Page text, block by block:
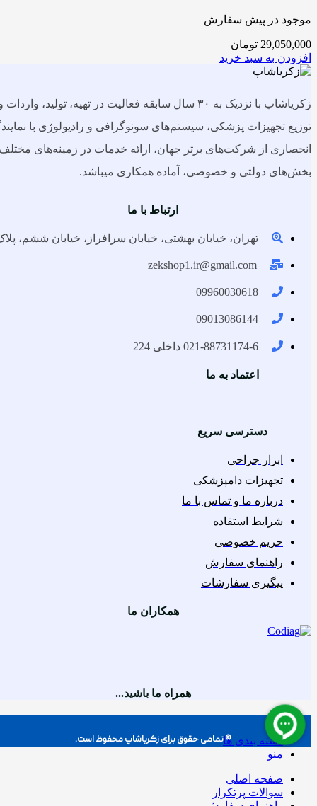
موجود در پیش سفارش
29,050,000 تومان
افزودن به سبد خرید
زکریاشاپ با نزدیک به ۳۰ سال سابقه فعالیت در تهیه، تولید، واردات
توزیع تجهیزات پزشکی، سیستم‌های سونوگرافی و رادیولوژی با
انحصاری از شرکت‌های برتر جهان، ارائه خدمات در زمینه‌های
بخش‌های دولتی و خصوصی، آماده همکاری میباشد.
ارتباط با ما
تهران، خیابان بهشتی، خیابان سرافراز، خیابان ششم،
zekshop1.ir@gmail.com
09960030618
09013086144
021-88731174-6 داخلی 224
اعتماد به ما
دسترسی سریع
ابزار جراحی
تجهیزات دامپزشکی
درباره ما و تماس با ما
شرایط استفاده
حریم خصوصی
راهنمای سفارش
پیگیری سفارشات
همکاران ما
همراه ما باشید...
© تمامی حقوق برای زکریاشاپ محفوظ است.دسته بندی ها
منو
صفحه اصلی
سوالات پرتکرار